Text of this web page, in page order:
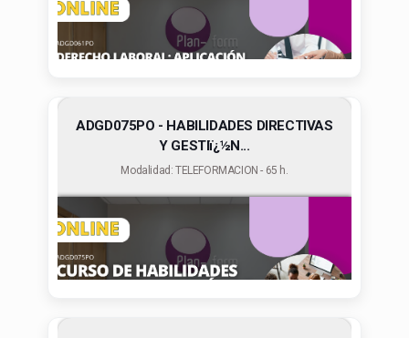
ADGD075PO - HABILIDADES DIRECTIVAS
Y GESTIï¿½N...
Modalidad: TELEFORMACION - 65 h.